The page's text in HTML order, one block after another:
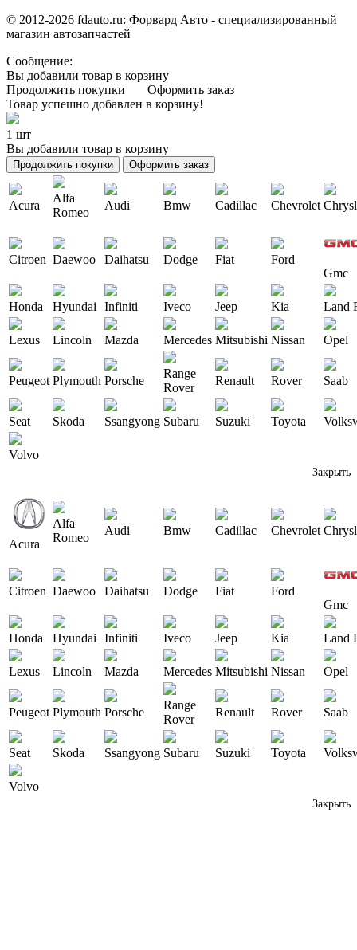
© 2012-2026 fdauto.ru: Форвард Авто - специализированный
магазин автозапчастей
Сообщение:
Вы добавили товар в корзину
Продолжить покупки
Оформить заказ
Товар успешно добавлен в корзину!
1 шт
Вы добавили товар в корзину
Продолжить покупки Оформить заказ
Acura
Alfa
Romeo
Audi Bmw Cadillac Chevrolet
Citroen Daewoo Daihatsu Dodge Fiat
Ford
Gmc
Honda Hyundai Infiniti Iveco Jeep Kia Land
Lexus Lincoln Mazda Mercedes Mitsubishi Nissan Opel
Peugeot Plymouth Porsche
Range
Rover
Renault Rover Saab
Seat Skoda Ssangyong Subaru Suzuki Toyota
Volvo
Закрыть
Acura
Alfa
Romeo
Audi Bmw Cadillac Chevrolet
Citroen Daewoo Daihatsu Dodge Fiat
Ford
Gmc
Honda Hyundai Infiniti Iveco Jeep Kia Land
Lexus Lincoln Mazda Mercedes Mitsubishi Nissan Opel
Peugeot Plymouth Porsche
Range
Rover
Renault Rover Saab
Seat Skoda Ssangyong Subaru Suzuki Toyota
Volvo
Закрыть